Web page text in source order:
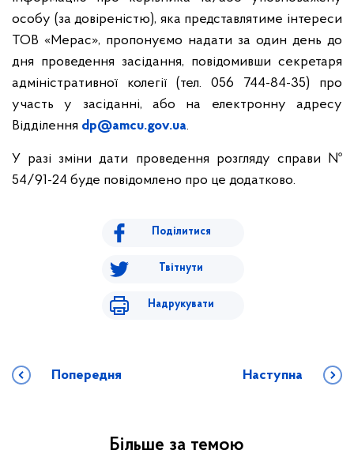
особу (за довіреністю), яка представлятиме інтереси
ТОВ «Мерас», пропонуємо надати за один день до
дня проведення засідання, повідомивши секретаря
адміністративної колегії (тел. 056 744-84-35) про
участь у засіданні, або на електронну адресу
Відділення dp@amcu.gov.ua.
У разі зміни дати проведення розгляду справи №
54/91-24 буде повідомлено про це додатково.
Поділитися
Твітнути
Надрукувати
Попередня Наступна
Більше за темою